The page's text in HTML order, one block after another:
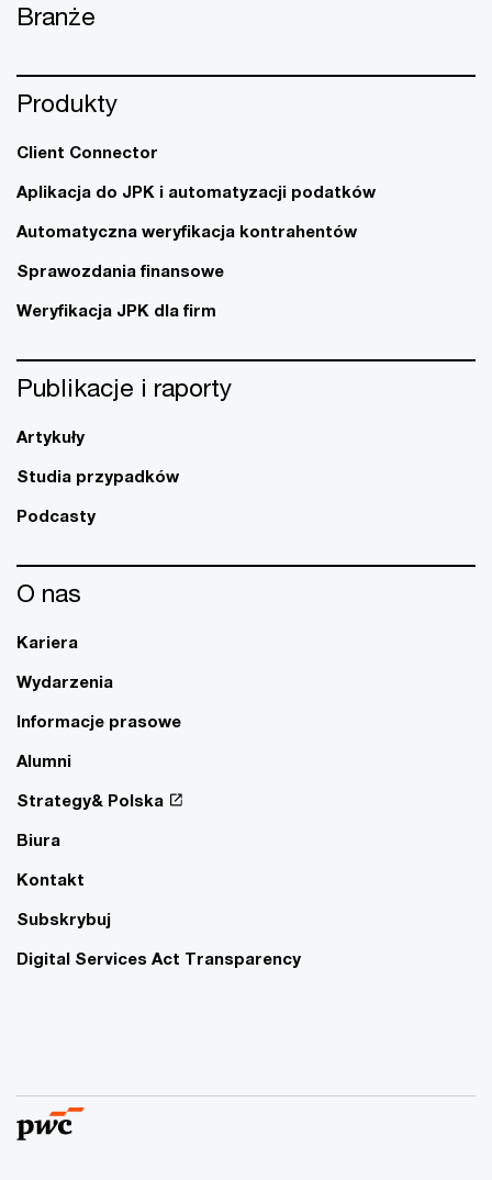
Branże
Produkty
Client Connector
Aplikacja do JPK i automatyzacji podatków
Automatyczna weryfikacja kontrahentów
Sprawozdania finansowe
Weryfikacja JPK dla firm
Publikacje i raporty
Artykuły
Studia przypadków
Podcasty
O nas
Kariera
Wydarzenia
Informacje prasowe
Alumni
Strategy& Polska
Biura
Kontakt
Subskrybuj
Digital Services Act Transparency